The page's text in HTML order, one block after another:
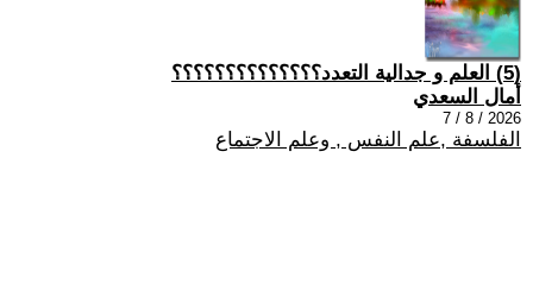
(5) العلم و جدالية التعدد؟؟؟؟؟؟؟؟؟؟؟؟؟؟
أمال السعدي
2026 / 8 / 7
الفلسفة ,علم النفس , وعلم الاجتماع